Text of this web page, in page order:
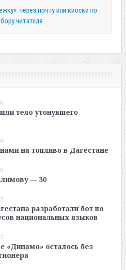
через почту или киоски по
читателя
тело утонувшего
на топливо в Дагестане
— 30
разработали бот по
национальных языков
«Динамо» осталось без